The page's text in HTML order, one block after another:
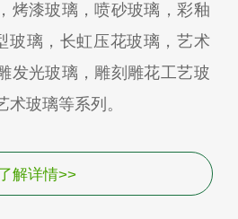
烤漆玻璃，喷砂玻璃，彩釉
玻璃，长虹压花玻璃，艺术
发光玻璃，雕刻雕花工艺玻
玻璃等系列。
解详情>>